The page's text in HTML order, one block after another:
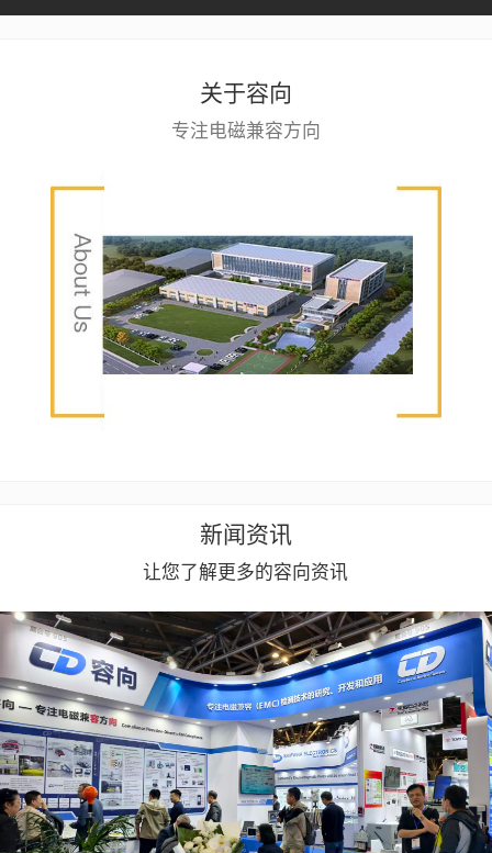
关于容向
专注电磁兼容方向
新闻资讯
让您了解更多的容向资讯